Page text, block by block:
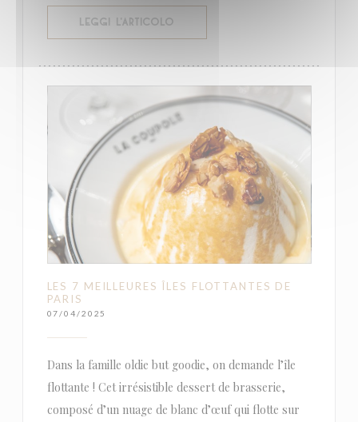
LEGGI L'ARTICOLO
LES 7 MEILLEURES ÎLES FLOTTANTES DE
PARIS
07/04/2025
Dans la famille oldie but goodie, on demande l’île
flottante ! Cet irrésistible dessert de brasserie,
composé d’un nuage de blanc d’œuf qui flotte sur